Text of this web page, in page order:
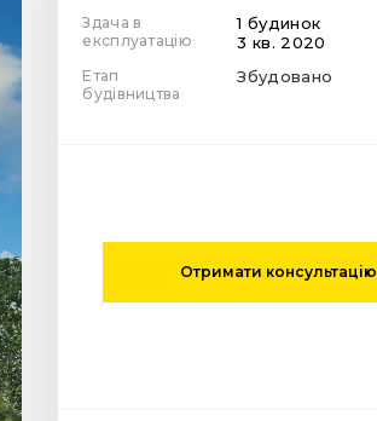
Здача в
експлуатацію
1 будинок
3 кв. 2020
Етап
будівництва
Збудовано
Отримати консультацію